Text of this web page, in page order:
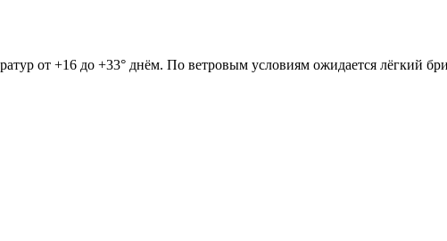
от +16 до +33° днём. По ветровым условиям ожидается лёгкий